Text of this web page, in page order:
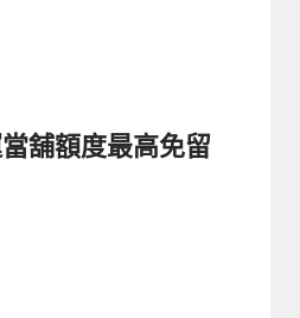
舖額度最高免留